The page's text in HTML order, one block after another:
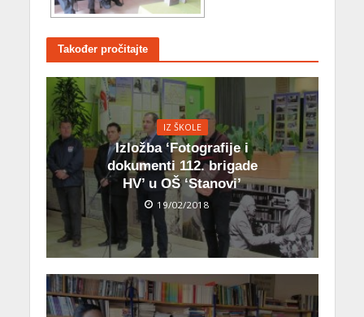
Također pročitajte
IZ ŠKOLE
Izložba ‘Fotografije i
dokumenti 112. brigade
HV’ u OŠ ‘Stanovi’
19/02/2018